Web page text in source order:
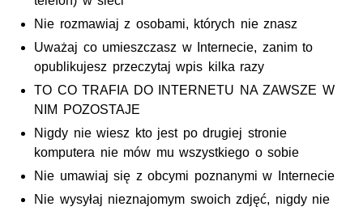
Nie rozmawiaj z osobami, których nie znasz
Uważaj co umieszczasz w Internecie, zanim to
opublikujesz przeczytaj wpis kilka razy
TO CO TRAFIA DO INTERNETU NA ZAWSZE W
NIM POZOSTAJE
Nigdy nie wiesz kto jest po drugiej stronie
komputera nie mów mu wszystkiego o sobie
Nie umawiaj się z obcymi poznanymi w Internecie
Nie wysyłaj nieznajomym swoich zdjęć, nigdy nie